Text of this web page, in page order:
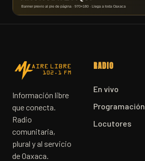
Información libre
que conecta.
Radio
comunitaria,
plural y al servicio
de Oaxaca.
RADIO
En vivo
Programación
Locutores